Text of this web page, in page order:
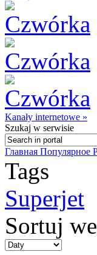
Kanały internetowe »
Szukaj w serwisie
Главная Популярное
Tags
Superjet
Sortuj